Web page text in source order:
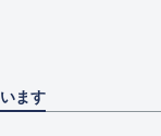
ます